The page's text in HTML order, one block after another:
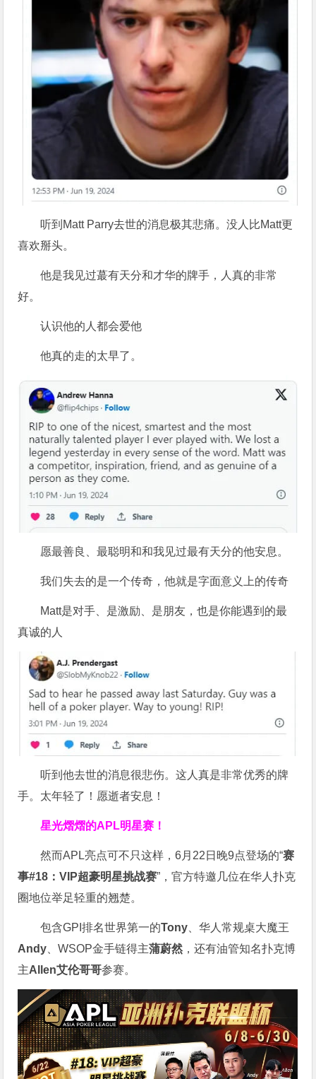
听到Matt Parry去世的消息极其悲痛。没人比Matt更
喜欢掰头。
他是我见过蕞有天分和才华的牌手，人真的非常
好。
认识他的人都会爱他
他真的走的太早了。
愿最善良、最聪明和和我见过最有天分的他安息。
我们失去的是一个传奇，他就是字面意义上的传奇
Matt是对手、是激励、是朋友，也是你能遇到的最
真诚的人
听到他去世的消息很悲伤。这人真是非常优秀的牌
手。太年轻了！愿逝者安息！
星光熠熠的APL明星赛！
然而APL亮点可不只这样，6月22日晚9点登场的“赛
事#18：VIP超豪明星挑战赛”，官方特邀几位在华人扑克
圈地位举足轻重的翘楚。
包含GPI排名世界第一的Tony 、华人常规桌大魔王
Andy 、WSOP金手链得主蒲蔚然 ，还有油管知名扑克博
主Allen艾伦哥哥参赛。